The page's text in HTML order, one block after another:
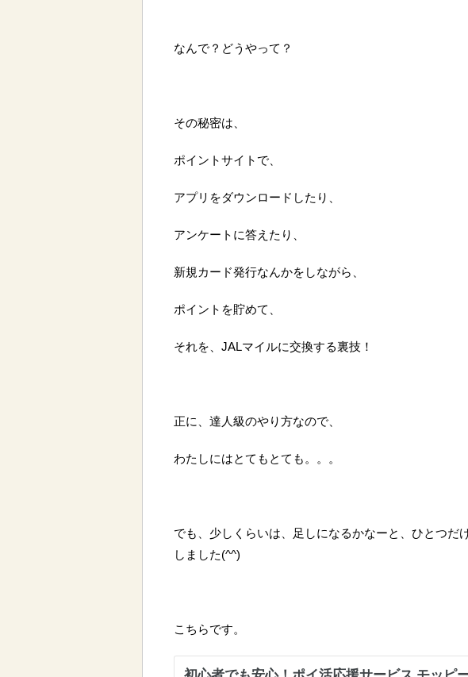
なんで？どうやって？
その秘密は、
ポイントサイトで、
アプリをダウンロードしたり、
アンケートに答えたり、
新規カード発行なんかをしながら、
ポイントを貯めて、
それを、JALマイルに交換する裏技！
正に、達人級のやり方なので、
わたしにはとてもとても。。。
でも、少しくらいは、足しになるかなーと、ひとつだ
しました(^^)
こちらです。